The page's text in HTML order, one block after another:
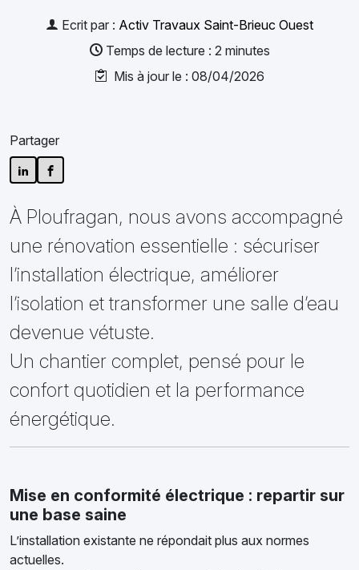
Ecrit par : Activ Travaux Saint-Brieuc Ouest
Temps de lecture : 2 minutes
Mis à jour le : 08/04/2026
Partager
À Ploufragan, nous avons accompagné
une rénovation essentielle : sécuriser
l’installation électrique, améliorer
l’isolation et transformer une salle d’eau
devenue vétuste.
Un chantier complet, pensé pour le
confort quotidien et la performance
énergétique.
Mise en conformité électrique : repartir sur
une base saine
L’installation existante ne répondait plus aux normes
actuelles.